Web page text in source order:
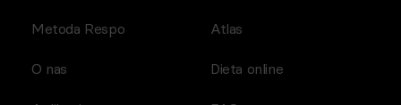
Metoda Respo
O nas
Atlas
Dieta online